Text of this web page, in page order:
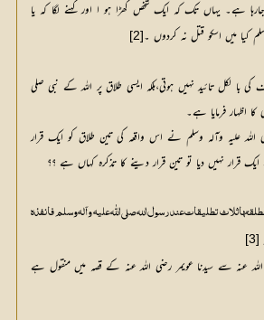
ہے۔ یہاں تک کہ ایک شخص کھڑا ہو ا اور کہنے لگا کہ یا
کیا میں اسکو قتل نہ کردوں ۔[2]
تائید نہیں ہوتی،بلکہ ایسی طلاق پر اللہ کے نبی صلی
کا اظہار فرمایا ہے۔
اللہ علیہ وآلہ وسلم نے اس واقعہ کی تین طلاق کو ایک قرار
قرار نہیں دیا تو تین قرار دینے کا تذکرہ کہاں ہے ؟؟
ثلاث تطليقات عند رسول الله صلی اللّٰه علیہ وآلہ وسلم فانفذه
[3]
عنہ سے سیدنا عویمر رضی اللہ عنہ کے قصہ میں منقول ہے